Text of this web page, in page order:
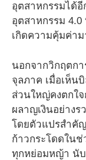
อุตสาหกรรมได้อี
อุตสาหกรรม
เกิดความคุ้มค่า
นอกจากวิกฤตก
จุลภาค เมื่อเห็น
ส่วนใหญ่คงตกใ
ผลาญเงินอย่างร
โดยตัวแปรสำคั
ก้าวกระโดดใน
ทุกหย่อมหญ้า นับ